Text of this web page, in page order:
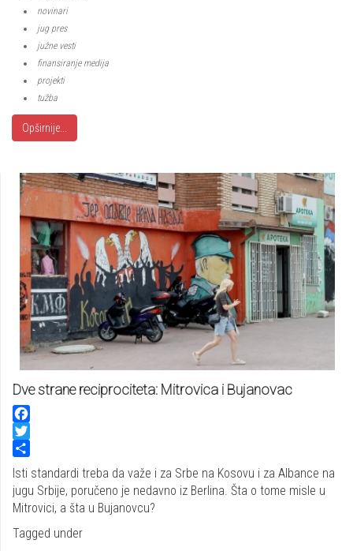
novinari
jug pres
južne vesti
finansiranje medija
projekti
tužba
Opširnije...
Dve strane reciprociteta: Mitrovica i Bujanovac
Facebook
Twitter
Share
Isti standardi treba da važe i za Srbe na Kosovu i za Albance na
jugu Srbije, poručeno je nedavno iz Berlina. Šta o tome misle u
Mitrovici, a šta u Bujanovcu?
Tagged under